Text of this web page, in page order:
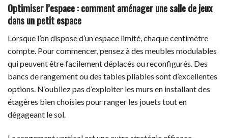
Optimiser l’espace : comment aménager une salle de jeux
dans un petit espace
Lorsque l’on dispose d’un espace limité, chaque centimètre
compte. Pour commencer, pensez à des meubles modulables
qui peuvent être facilement déplacés ou reconfigurés. Des
bancs de rangement ou des tables pliables sont d’excellentes
options. N’oubliez pas d’exploiter les murs en installant des
étagères bien choisies pour ranger les jouets tout en
dégageant le sol.